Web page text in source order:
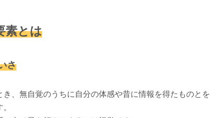
素とは
さ
き、無自覚のうちに自分の体感や昔に情報を得たものとを